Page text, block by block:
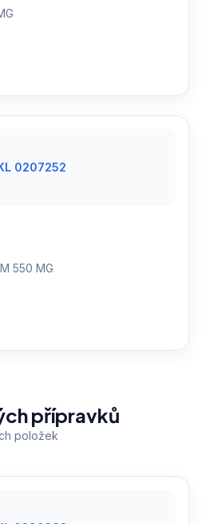
0207252
550 MG
přípravků
položek